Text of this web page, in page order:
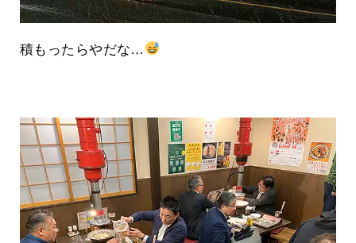
積もったらやだな…